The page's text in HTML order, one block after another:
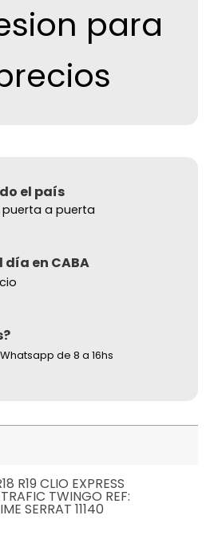
para
el país
puerta a puerta
día en CABA
de 8 a 16hs
R19 CLIO EXPRESS
TWINGO REF:
SERRAT 11140